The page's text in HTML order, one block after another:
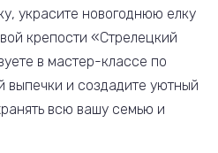
украсите новогоднюю елку
крепости «Стрелецкий
в мастер-классе по
выпечки и создадите уютный
всю вашу семью и